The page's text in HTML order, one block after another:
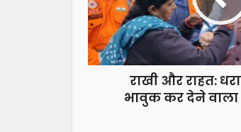
राखी और राहत:
भावुक कर देने वाला